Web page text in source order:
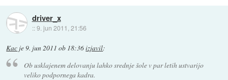
driver_x
::9. jun 2011, 21:56
Kac je9. jun 2011 ob 18:36izjavil:
Ob usklajenem delovanju lahko srednje šole v par letih ustvarijo
veliko podpornega kadra.